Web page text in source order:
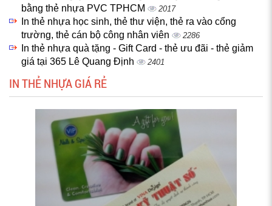
bằng thẻ nhựa PVC TPHCM
2017
In thẻ nhựa học sinh, thẻ thư viện, thẻ ra vào cổng
trường, thẻ cán bộ công nhân viên
2286
In thẻ nhựa quà tặng - Gift Card - thẻ ưu đãi - thẻ giảm
giá tại 365 Lê Quang Định
2401
IN THẺ NHỰA GIÁ RẺ